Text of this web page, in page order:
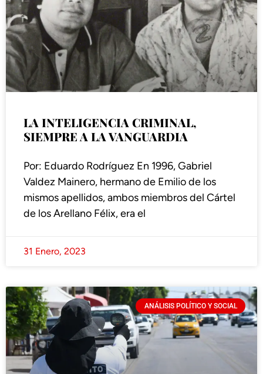
LA INTELIGENCIA CRIMINAL,
SIEMPRE A LA VANGUARDIA
Por: Eduardo Rodríguez En 1996, Gabriel
Valdez Mainero, hermano de Emilio de los
mismos apellidos, ambos miembros del Cártel
de los Arellano Félix, era el
31 Enero, 2023
ANÁLISIS POLÍTICO Y SOCIAL